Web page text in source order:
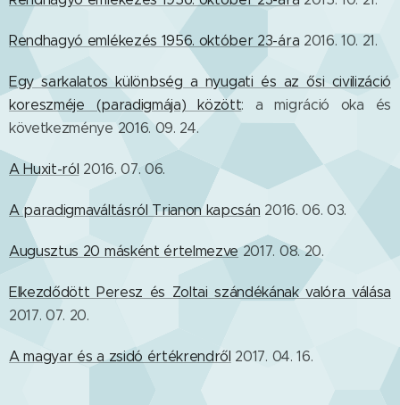
Rendhagyó emlékezés 1956. október 23-ára 2016. 10. 21.
Egy sarkalatos különbség a nyugati és az ősi civilizáció
koreszméje (paradigmája) között: a migráció oka és
következménye 2016. 09. 24.
A Huxit-ról 2016. 07. 06.
A paradigmaváltásról Trianon kapcsán 2016. 06. 03.
Augusztus 20 másként értelmezve2017. 08. 20.
Elkezdődött Peresz és Zoltai szándékának valóra válása
2017. 07. 20.
A magyar és a zsidó értékrendről 2017. 04. 16.